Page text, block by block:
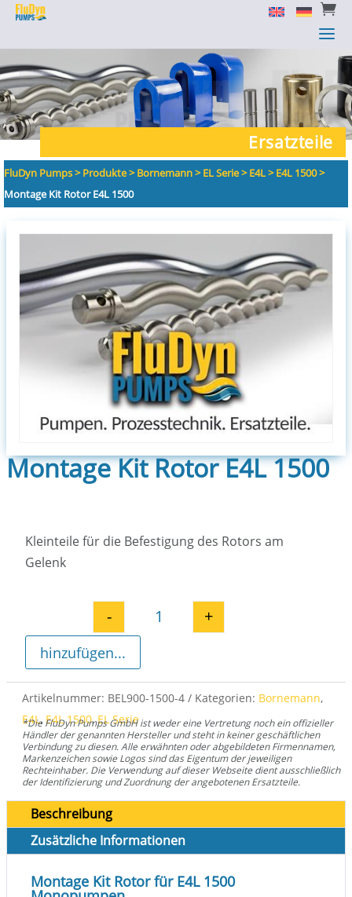

a

a
Ersatzteile
FluDyn Pumps>Produkte>Bornemann>EL Serie>E4L>E4L 1500>
Montage Kit Rotor E4L 1500
Montage Kit Rotor E4L 1500
Kleinteile für die Befestigung des Rotors am
Gelenk
Montage Kit Rotor E4L 1500
- +
hinzufügen...
Artikelnummer: BEL900-1500-4 Kategorien: Bornemann,
E4L, E4L 1500,EL Serie
*Die FluDyn Pumps GmbH ist weder eine Vertretung noch ein offizieller
Händler der genannten Hersteller und steht in keiner geschäftlichen
Verbindung zu diesen. Alle erwähnten oder abgebildeten Firmennamen,
Markenzeichen sowie Logos sind das Eigentum der jeweiligen
Rechteinhaber. Die Verwendung auf dieser Webseite dient ausschließlich
der Identifizierung und Zuordnung der angebotenen Ersatzteile.
Beschreibung
Zusätzliche Informationen
Montage Kit Rotor für E4L 1500